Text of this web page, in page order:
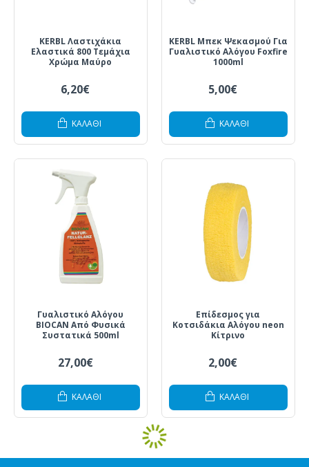
KERBL Λαστιχάκια
Ελαστικά 800 Τεμάχια
Χρώμα Μαύρο
6,20€
ΚΑΛΆΘΙ
KERBL Μπεκ Ψεκασμού Για
Γυαλιστικό Αλόγου Foxfire
1000ml
5,00€
ΚΑΛΆΘΙ
Γυαλιστικό Αλόγου
BIOCAN Από Φυσικά
Συστατικά 500ml
27,00€
ΚΑΛΆΘΙ
Επίδεσμος για
Κοτσιδάκια Αλόγου neon
Κίτρινο
2,00€
ΚΑΛΆΘΙ